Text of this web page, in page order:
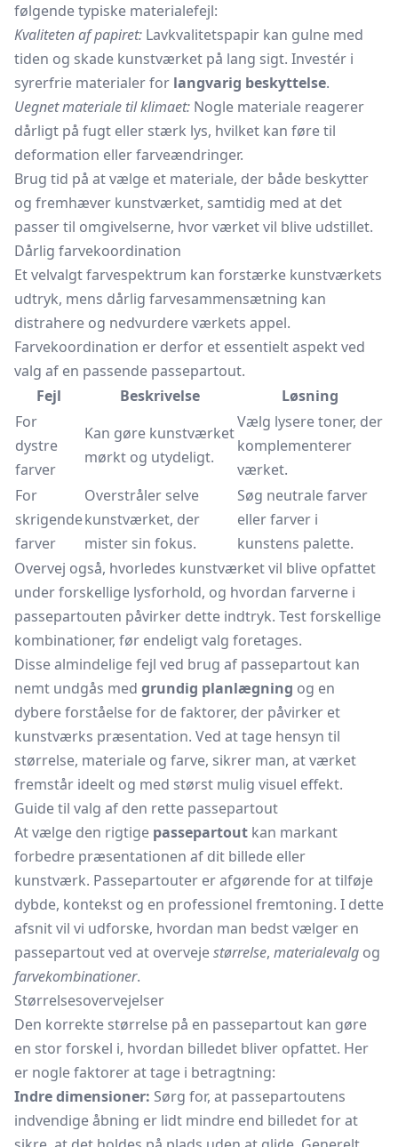
følgende typiske materialefejl:
Kvaliteten af papiret: Lavkvalitetspapir kan gulne med
tiden og skade kunstværket på lang sigt. Investér i
syrerfrie materialer for langvarig beskyttelse.
Uegnet materiale til klimaet: Nogle materiale reagerer
dårligt på fugt eller stærk lys, hvilket kan føre til
deformation eller farveændringer.
Brug tid på at vælge et materiale, der både beskytter
og fremhæver kunstværket, samtidig med at det
passer til omgivelserne, hvor værket vil blive udstillet.
Dårlig farvekoordination
Et velvalgt farvespektrum kan forstærke kunstværkets
udtryk, mens dårlig farvesammensætning kan
distrahere og nedvurdere værkets appel.
Farvekoordination er derfor et essentielt aspekt ved
valg af en passende passepartout.
Fejl
Beskrivelse
Løsning
For
dystre
farver
Kan gøre kunstværket
mørkt og utydeligt.
Vælg lysere toner, der
komplementerer
værket.
For
skrigende
farver
Overstråler selve
kunstværket, der
mister sin fokus.
Søg neutrale farver
eller farver i
kunstens palette.
Overvej også, hvorledes kunstværket vil blive opfattet
under forskellige lysforhold, og hvordan farverne i
passepartouten påvirker dette indtryk. Test forskellige
kombinationer, før endeligt valg foretages.
Disse almindelige fejl ved brug af passepartout kan
nemt undgås med grundig planlægning og en
dybere forståelse for de faktorer, der påvirker et
kunstværks præsentation. Ved at tage hensyn til
størrelse, materiale og farve, sikrer man, at værket
fremstår ideelt og med størst mulig visuel effekt.
Guide til valg af den rette passepartout
At vælge den rigtige passepartout kan markant
forbedre præsentationen af dit billede eller
kunstværk. Passepartouter er afgørende for at tilføje
dybde, kontekst og en professionel fremtoning. I dette
afsnit vil vi udforske, hvordan man bedst vælger en
passepartout ved at overvejestørrelse, materialevalg og
farvekombinationer.
Størrelsesovervejelser
Den korrekte størrelse på en passepartout kan gøre
en stor forskel i, hvordan billedet bliver opfattet. Her
er nogle faktorer at tage i betragtning:
Indre dimensioner: Sørg for, at passepartoutens
indvendige åbning er lidt mindre end billedet for at